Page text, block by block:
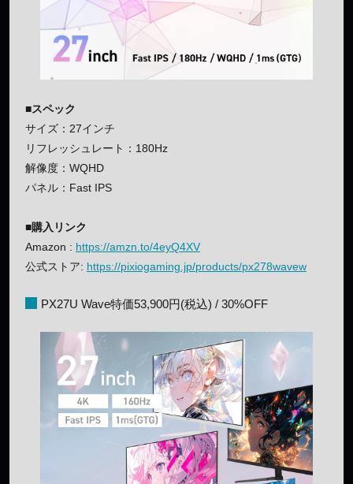
■スペック
サイズ：27インチ
リフレッシュレート：180Hz
解像度：WQHD
パネル：Fast IPS
■購入リンク
Amazon : https://amzn.to/4eyQ4XV
公式ストア: https://pixiogaming.jp/products/px278wavew
PX27U Wave特価53,900円(税込) / 30%OFF